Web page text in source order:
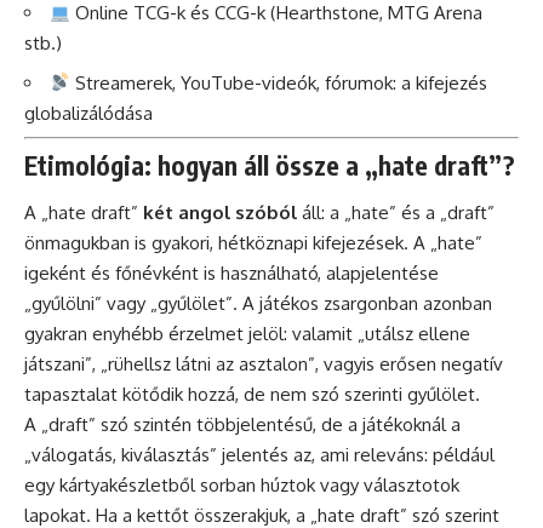
Online TCG-k és CCG-k (Hearthstone, MTG Arena
stb.)
Streamerek, YouTube-videók, fórumok: a kifejezés
globalizálódása
Etimológia: hogyan áll össze a „hate draft”?
A „hate draft” két angol szóból áll: a „hate” és a „draft”
önmagukban is gyakori, hétköznapi kifejezések. A „hate”
igeként és főnévként is használható, alapjelentése
„gyűlölni” vagy „gyűlölet”. A játékos zsargonban azonban
gyakran enyhébb érzelmet jelöl: valamit „utálsz ellene
játszani”, „rühellsz látni az asztalon”, vagyis erősen negatív
tapasztalat kötődik hozzá, de nem szó szerinti gyűlölet.
A „draft” szó szintén többjelentésű, de a játékoknál a
„válogatás, kiválasztás” jelentés az, ami releváns: például
egy kártyakészletből sorban húztok vagy választotok
lapokat. Ha a kettőt összerakjuk, a „hate draft” szó szerint